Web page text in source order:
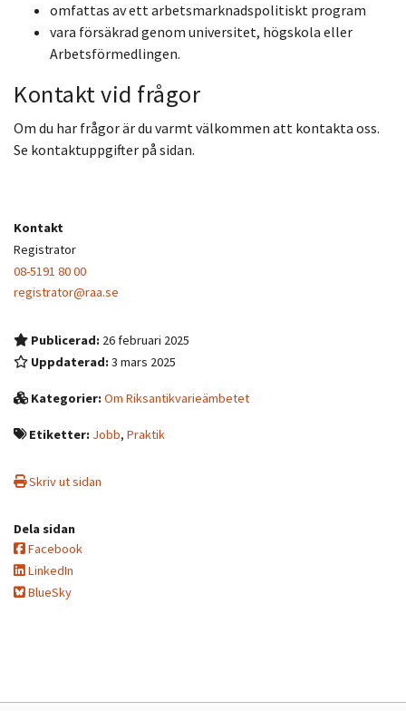
omfattas av ett arbetsmarknadspolitiskt program
vara försäkrad genom universitet, högskola eller
Arbetsförmedlingen.
Kontakt vid frågor
Om du har frågor är du varmt välkommen att kontakta oss.
Se kontaktuppgifter på sidan.
Kontakt
Registrator
08-5191 80 00
registrator@raa.se
Publicerad: 26 februari 2025
Uppdaterad:3 mars 2025
Kategorier:Om Riksantikvarieämbetet
Etiketter: Jobb, Praktik
Skriv ut sidan
Dela sidan
Facebook
LinkedIn
BlueSky